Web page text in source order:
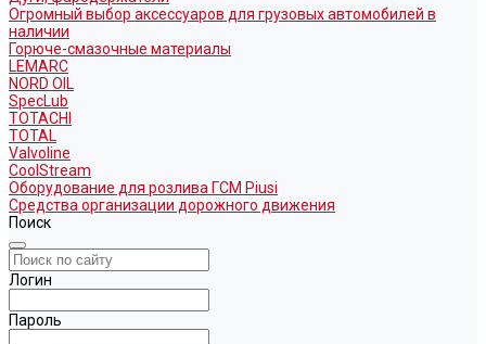
Огромный выбор аксессуаров для грузовых автомобилей в
наличии
Горюче-смазочные материалы
LEMARC
NORD OIL
SpecLub
TOTACHI
TOTAL
Valvoline
CoolStream
Оборудование для розлива ГСМ Piusi
Средства организации дорожного движения
Поиск
Логин
Пароль